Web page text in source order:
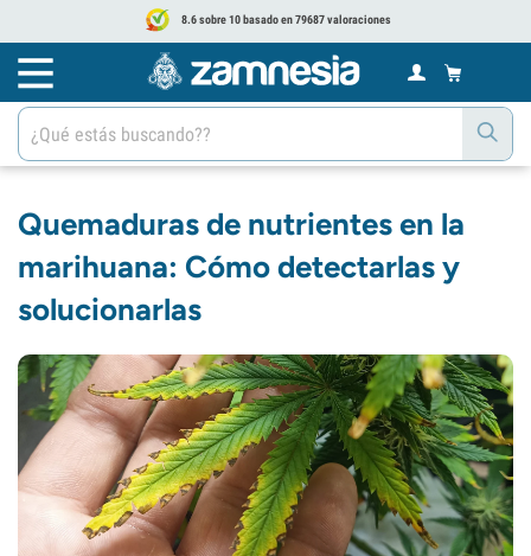
8.6 sobre 10 basado en 79687 valoraciones
Quemaduras de nutrientes en la
marihuana: Cómo detectarlas y
solucionarlas